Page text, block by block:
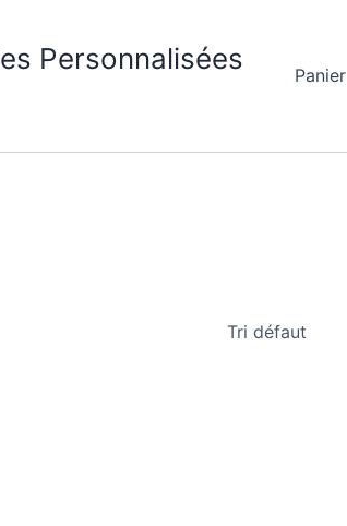
Personnalisées
Panier